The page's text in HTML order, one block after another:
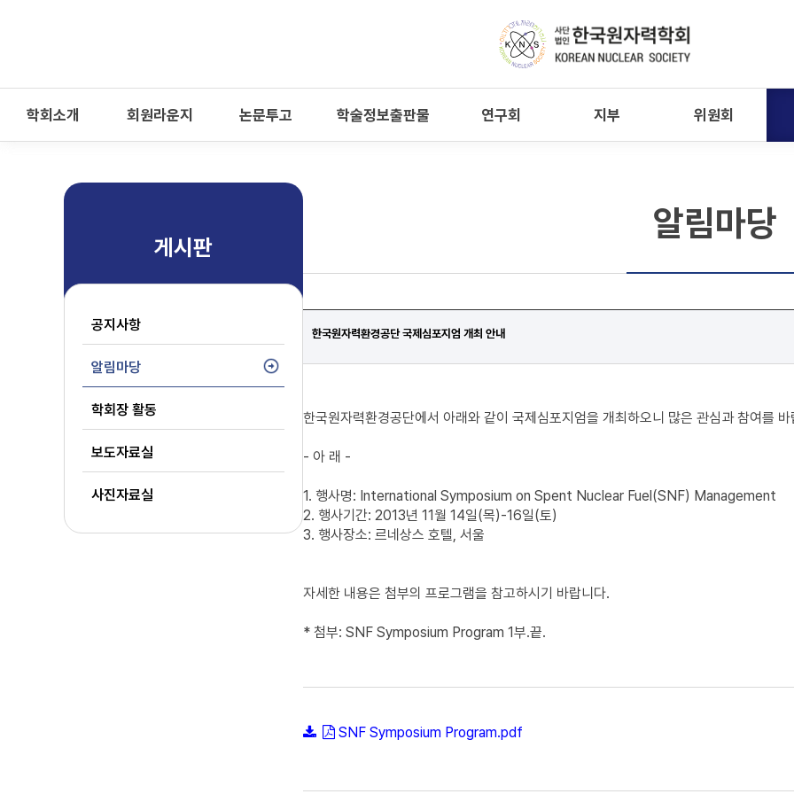
학회소개 회원라운지 논문투고 학술정보출판물 연구회 지부 위원회
게시판
공지사항
알림마당
학회장 활동
보도자료실
사진자료실
알림마당
한국원자력환경공단 국제심포지엄 개최 안내
한국원자력환경공단에서 아래와 같이 국제심포지엄을 개최하오니 많은 관심과 참여를 바
- 아 래 -
1. 행사명: International Symposium on Spent Nuclear Fuel(SNF) Management
2. 행사기간: 2013년 11월 14일(목)-16일(토)
3. 행사장소: 르네상스 호텔, 서울
자세한 내용은 첨부의 프로그램을 참고하시기 바랍니다.
* 첨부: SNF Symposium Program 1부.끝.
SNF Symposium Program.pdf